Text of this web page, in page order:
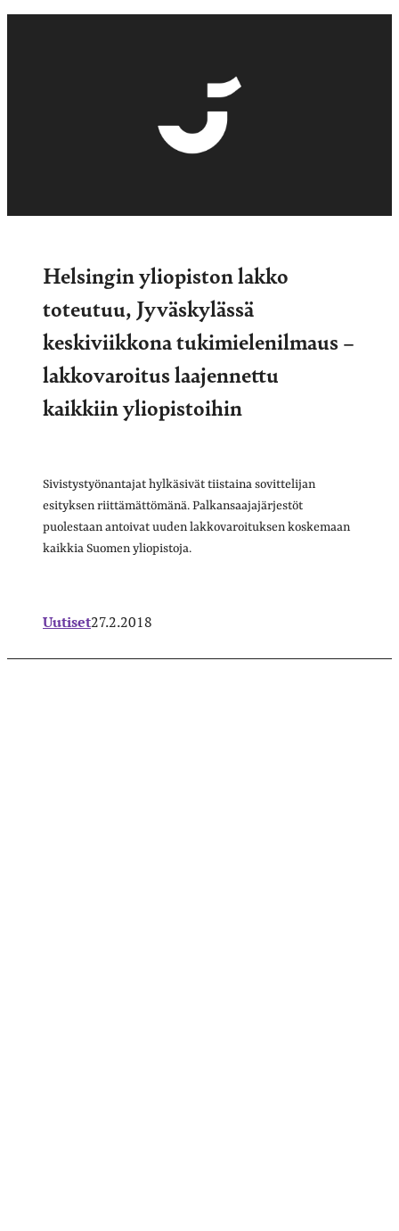
Helsingin yliopiston lakko
toteutuu, Jyväskylässä
keskiviikkona tukimielenilmaus –
lakkovaroitus laajennettu
kaikkiin yliopistoihin
Sivistystyönantajat hylkäsivät tiistaina sovittelijan
esityksen riittämättömänä. Palkansaajajärjestöt
puolestaan antoivat uuden lakkovaroituksen koskemaan
kaikkia Suomen yliopistoja.
Uutiset27.2.2018